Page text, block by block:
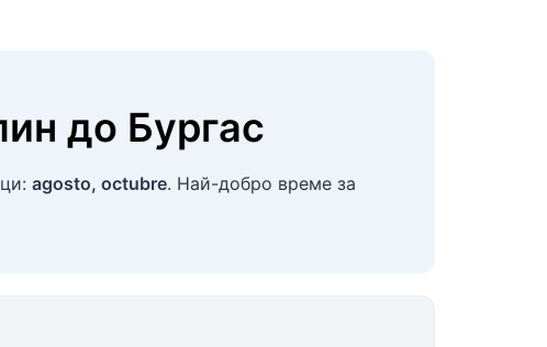
до Бургас
agosto, octubre. Най-добро време за